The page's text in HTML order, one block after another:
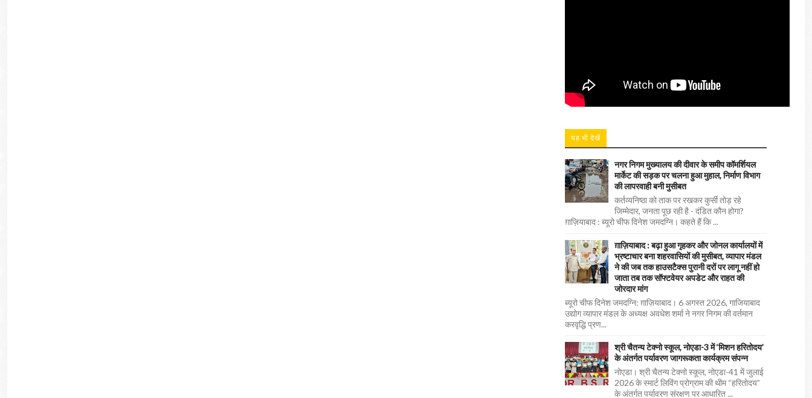
यह भी देखें
नगर निगम मुख्यालय की दीवार के समीप कॉमर्शियल
मार्केट की सड़क पर चलना हुआ मुहाल, निर्माण विभाग
की लापरवाही बनी मुसीबत
कर्तव्यनिष्ठा को ताक पर रखकर कुर्सी तोड़ रहे
जिम्मेदार, जनता पूछ रही है - दंडित कौन होगा?
ग़ाज़ियाबाद : ब्यूरो चीफ दिनेश जमदग्नि। कहते हैं कि ...
ग़ाज़ियाबाद : बढ़ा हुआ गृहकर और जोनल कार्यालयों में
भ्रष्टाचार बना शहरवासियों की मुसीबत, व्यापार मंडल
ने की जब तक हाउसटैक्स पुरानी दरों पर लागू नहीं हो
जाता तब तक सॉफ्टवेयर अपडेट और राहत की
जोरदार मांग
ब्यूरो चीफ दिनेश जमदग्नि: ग़ाज़ियाबाद। 6 अगस्त 2026, गाजियाबाद
उद्योग व्यापार मंडल के अध्यक्ष अवधेश शर्मा ने नगर निगम की वर्तमान
करवृद्धि प्रण...
श्री चैतन्य टेक्नो स्कूल, नोएडा-3 में ‘मिशन हरितोदय’
के अंतर्गत पर्यावरण जागरूकता कार्यक्रम संपन्न
नोएडा। श्री चैतन्य टेक्नो स्कूल, नोएडा-41 में जुलाई
2026 के स्मार्ट लिविंग प्रोग्राम की थीम “हरितोदय”
के अंतर्गत पर्यावरण संरक्षण पर आधारित ...